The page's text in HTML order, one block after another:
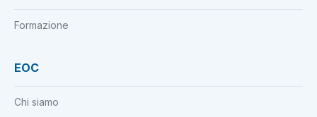
Formazione
EOC
Chi siamo